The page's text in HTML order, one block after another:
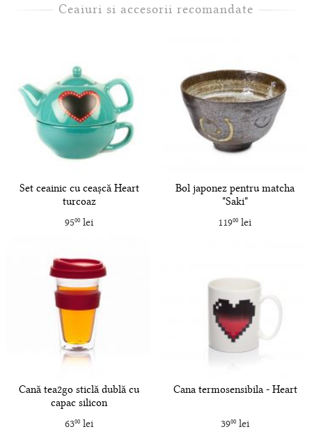
Ceaiuri si accesorii recomandate
Set ceainic cu ceașcă Heart
turcoaz
9500lei
Bol japonez pentru matcha
"Saki"
11900 lei
Cană tea2go sticlă dublă cu
capac silicon
6300lei
Cana termosensibila - Heart
3900lei